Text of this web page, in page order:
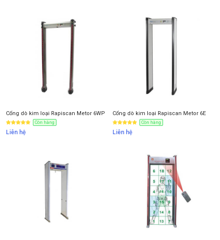
Cổng dò kim loại Rapiscan Metor 6WP
Còn hàng
Liên hệ
Cổng dò kim loại Rapiscan Metor 6E
Còn hàng
Liên hệ
Thông tin nhận báo giá sản phẩm